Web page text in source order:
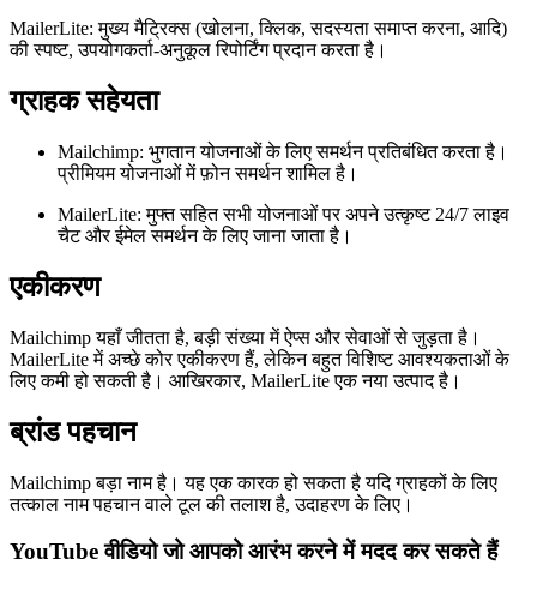
MailerLite: मुख्य मैट्रिक्स (खोलना, क्लिक, सदस्यता समाप्त करना, आदि)
की स्पष्ट, उपयोगकर्ता-अनुकूल रिपोर्टिंग प्रदान करता है।
ग्राहक सहेयता
Mailchimp: भुगतान योजनाओं के लिए समर्थन प्रतिबंधित करता है।
प्रीमियम योजनाओं में फ़ोन समर्थन शामिल है।
MailerLite: मुफ्त सहित सभी योजनाओं पर अपने उत्कृष्ट 24/7 लाइव
चैट और ईमेल समर्थन के लिए जाना जाता है।
एकीकरण
Mailchimp यहाँ जीतता है, बड़ी संख्या में ऐप्स और सेवाओं से जुड़ता है।
MailerLite में अच्छे कोर एकीकरण हैं, लेकिन बहुत विशिष्ट आवश्यकताओं के
लिए कमी हो सकती है। आखिरकार, MailerLite एक नया उत्पाद है।
ब्रांड पहचान
Mailchimp बड़ा नाम है। यह एक कारक हो सकता है यदि ग्राहकों के लिए
तत्काल नाम पहचान वाले टूल की तलाश है, उदाहरण के लिए।
YouTube वीडियो जो आपको आरंभ करने में मदद कर सकते हैं